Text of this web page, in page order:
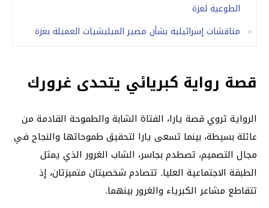
الطوعية لغزة
مناقشات إسرائيلية بشأن مصير الميليشيات العميلة بغزة
قصة رواية كبريائي يتحدى غرورك
الرواية تروي قصة يارا، الفتاة الشابة والطموحة القادمة من
عائلة بسيطة، بينما تسعى يارا لتحقيق طموحاتها والنجاح في
مجال التصميم، تصطدم بجاسر، الشاب الغرور الذي يمثل
الطبقة الاجتماعية العليا. تتصادم شخصيتان متميزتان، إذ
تتقاطع مشاعر الكبرياء والغرور بينهما.